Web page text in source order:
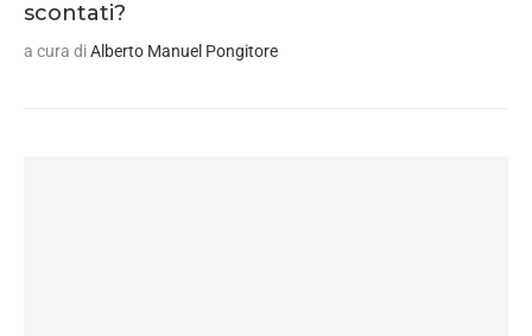
scontati?
a cura diAlberto Manuel Pongitore